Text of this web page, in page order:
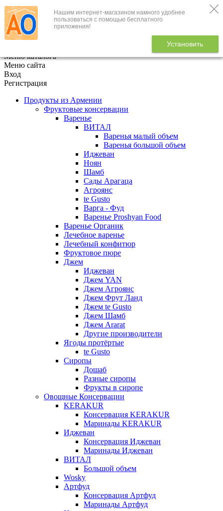
Нашим интернет-магазином намного удобнее
пользоваться с помощью бесплатного
приложения!
Установить
+7 (495) 646-888-1
В корзине
Меню каталога
Меню сайта
Вход
Регистрация
Продукты из Армении
Фруктовые консервации
Варенье
ВИТАЛ
Варенья малый объем
Варенья большой объем
Иджеван
Ноян
Шамб
Сады Арагаца
Агроянс
te Gusto
Варга - Фуд
Варенье Proshyan Food
Варенье Органик
Лечебное варенье
Лечебный конфитюр
Фруктовое пюре
Джем
Иджеван
Джем YAN
Джем Агроянс
Джем Фрут Ланд
Джем te Gusto
Джем Шамб
Джем Ararat
Другие производители
Ягоды протёртые
te Gusto
Сиропы
Дошаб
Разные сиропы
Фрукты в сиропе
Овощные Консервации
KERAKUR
Консервация KERAKUR
Маринады KERAKUR
Иджеван
Консервация Иджеван
Маринады Иджеван
ВИТАЛ
Большой объем
Wosky
Артфуд
Консервация Артфуд
Маринады Артфуд